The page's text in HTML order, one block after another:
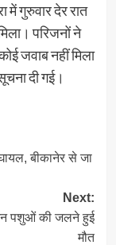
में गुरुवार देर रात
परिजनों ने
जवाब नहीं मिला
दी गई।
बीकानेर से जा
Next:
पशुओं की जलने हुई
मौत